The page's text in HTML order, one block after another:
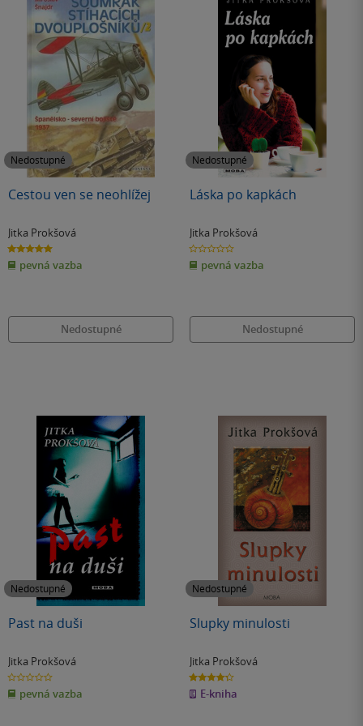
Nedostupné
Cestou ven se neohlížej
Jitka Prokšová
5.0
z
5
hvězdiček
pevná vazba
Nedostupné
Nedostupné
Láska po kapkách
Jitka Prokšová
0.0
z
5
hvězdiček
pevná vazba
Nedostupné
Nedostupné
Past na duši
Jitka Prokšová
0.0
z
5
hvězdiček
pevná vazba
Nedostupné
Slupky minulosti
Jitka Prokšová
4.3
z
5
hvězdiček
E-kniha